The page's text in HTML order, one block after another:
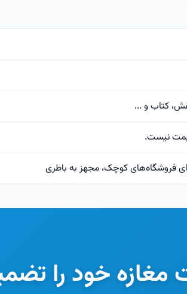
کتاب و ...
نیست.
فروشگاه‌های کوچک، مجهز به باطری
مغازه خود را